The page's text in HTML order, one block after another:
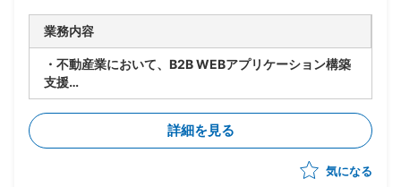
業務内容
・不動産業において、B2B WEBアプリケーション構築
支援
・ポジション：業務系エンジニア(PM)
・開発フェーズ：設計～開発
・チーム体制：３～５名想定
・不動産業者向けのWEBアプリケーション構築のPM業
詳細を見る
気になる